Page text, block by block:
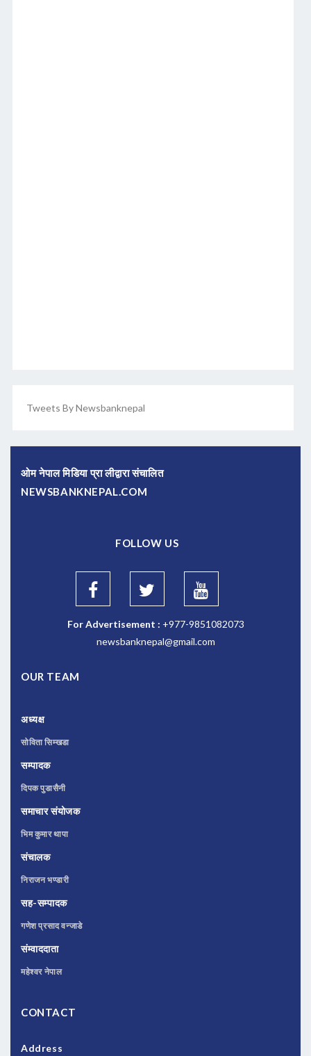
Tweets By Newsbanknepal
ओम नेपाल मिडिया प्रा लीद्वारा संचालित
NEWSBANKNEPAL.COM
FOLLOW US
For Advertisement : +977-9851082073
newsbanknepal@gmail.com
OUR TEAM
अध्यक्ष
सोविता सिम्खडा
सम्पादक
दिपक पुडासैनी
समाचार संयोजक
भिम कुमार थापा
संचालक
निराजन भण्डारी
सह-सम्पादक
गणेश प्रसाद वन्जाडे
संम्वाददाता
महेश्वर नेपाल
CONTACT
Address